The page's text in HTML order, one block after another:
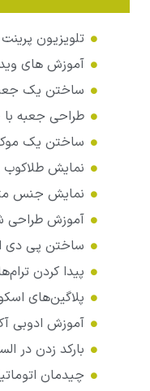
تلویزیون
آموزش های
ساختن یک
طراحی جعبه
ساختن یک
نمایش
نمایش جنس
آموزش طراحی
ساختن پی
پیدا کردن
پلاگین‌های
آموزش ادوبی
بارکد زدن در
چیدمان